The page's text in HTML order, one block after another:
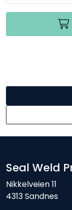
Seal Weld
Nikkelveien 11
4313 Sandnes